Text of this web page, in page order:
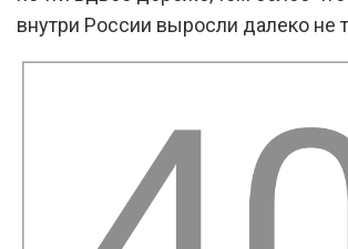
внутри России выросли далеко не